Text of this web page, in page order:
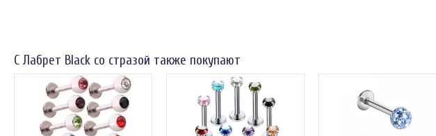
С Лабрет Black со стразой также покупают